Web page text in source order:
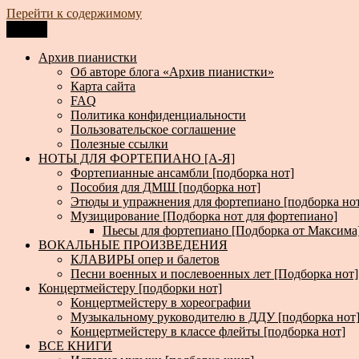
Перейти к содержимому
Архив пианистки
Всё для пианистов: ноты, книги, музыка, статьи…
Архив пианистки
Об авторе блога «Архив пианистки»
Карта сайта
FAQ
Политика конфиденциальности
Пользовательское соглашение
Полезные ссылки
НОТЫ ДЛЯ ФОРТЕПИАНО [А-Я]
Фортепианные ансамбли [подборка нот]
Пособия для ДМШ [подборка нот]
Этюды и упражнения для фортепиано [подборка
Музицирование [Подборка нот для фортепиано]
Пьесы для фортепиано [Подборка от
ВОКАЛЬНЫЕ ПРОИЗВЕДЕНИЯ
КЛАВИРЫ опер и балетов
Песни военных и послевоенных лет [Подборка нот]
Концертмейстеру [подборки нот]
Концертмейстеру в хореографии
Музыкальному руководителю в ДДУ [подборка нот]
Концертмейстеру в классе флейты [подборка нот]
ВСЕ КНИГИ